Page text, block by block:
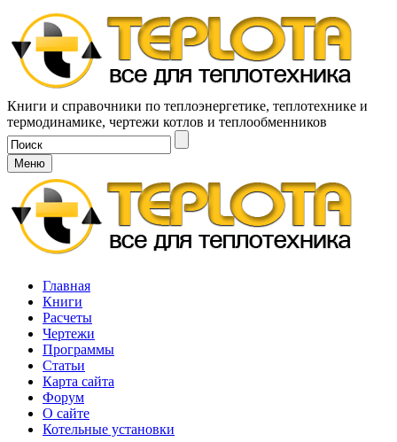
Книги и справочники по теплоэнергетике, теплотехнике и
термодинамике, чертежи котлов и теплообменников
Меню
Главная
Книги
Расчеты
Чертежи
Программы
Статьи
Карта сайта
Форум
О сайте
Котельные установки